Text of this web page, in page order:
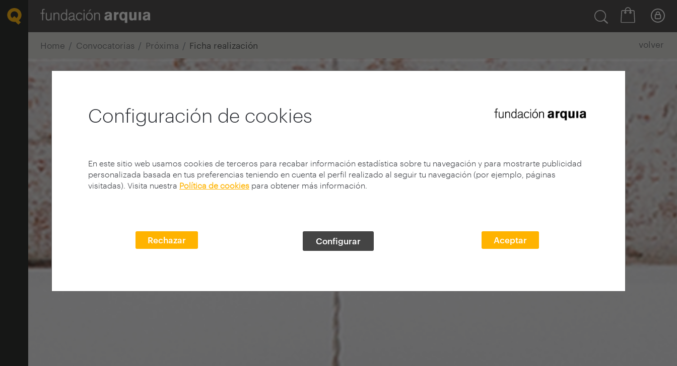
Configuración de cookies
En este sitio web usamos cookies de terceros para recabar información estadística sobre tu navegación y para mostrarte publicidad
personalizada basada en tus preferencias teniendo en cuenta el perfil realizado al seguir tu navegación (por ejemplo, páginas
visitadas). Visita nuestra Política de cookies para obtener más información.
Rechazar Configurar Aceptar
Home Convocatorias Próxima Ficha realización volver